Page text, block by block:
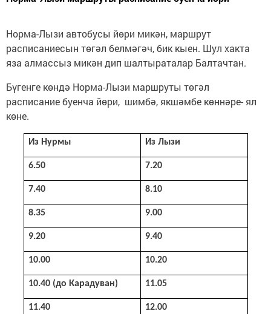
Норма-Лызи автобусы йөри микән, маршрут
расписаниесын төгәл белмәгәч, бик кыен. Шул хакта
яза алмассыз микән дип шалтыраталар Балтачтан.
Бүгенге көндә Норма-Лызи маршруты төгәл
расписание буенча йөри, шимбә, якшәмбе көннәре- ял
көне.
Из Нурмы Из Лызи
6.50 7.20
7.40 8.10
8.35 9.00
9.20 9.40
10.00 10.20
10.40 (до Карадуван) 11.05
11.40 12.00